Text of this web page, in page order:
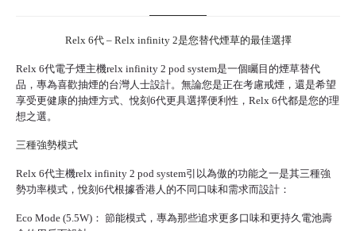
Relx 6代 – Relx infinity 2是您替代煙草的最佳選擇
Relx 6代電子煙主機relx infinity 2 pod system是一個矚目的煙草替代
品，專為喜歡抽煙的台灣人士設計。無論您是正在考慮戒煙，還是希望
享受更健康的抽煙方式、悅刻6代更具選擇便利性，Relx 6代都是您的理
想之選。
三種強勢模式
Relx 6代主機relx infinity 2 pod system引以為傲的功能之一是其三種強
勢功率模式，悅刻6代根據香港人的不同口味和需求而設計：
Eco Mode (5.5W)： 節能模式，專為那些追求更多口味和更持久電池壽